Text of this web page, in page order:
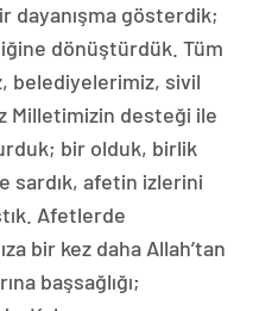
dayanışma gösterdik;
dönüştürdük. Tüm
belediyelerimiz, sivil
Milletimizin desteği ile
bir olduk, birlik
sardık, afetin izlerini
Afetlerde
bir kez daha Allah’tan
başsağlığı;